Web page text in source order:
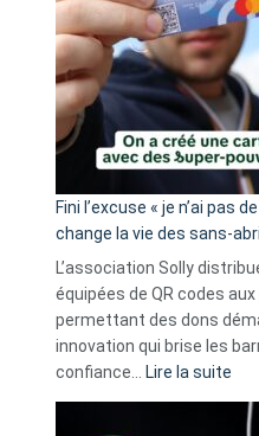
Fini l’excuse « je n’ai pas
change la vie des sans-
L’association Solly
équipées de QR codes
permettant des dons
innovation qui brise les
confiance…
Lire la suite